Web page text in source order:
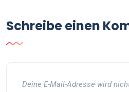
Schreibe einen
Deine E-Mail-Adresse wird